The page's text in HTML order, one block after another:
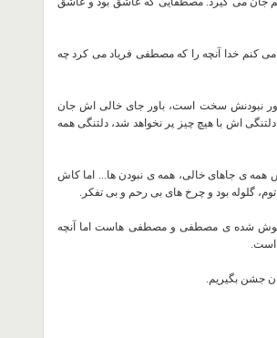
می کنم خدا آنچه را که مصطفی فریاد می کرد چه
نبودنش سخت است، باور جای خالی اش جان
اش با هیچ چیز پر نخواهد شد، دلتنگی همه
همه ی جاهای خالی، همه ی نبودن ها... اما کاش
گلوله بود و چرخ های بی رحم و بی تفکر.
شده ی مصطفی و مصطفی هاست اما آنچه
است.
جشن بگیریم.